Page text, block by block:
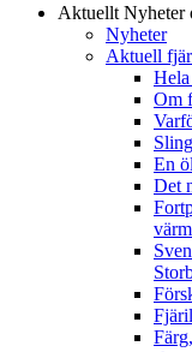
Aktuellt Nyheter
Nyheter
Aktuell
Om
En
Det